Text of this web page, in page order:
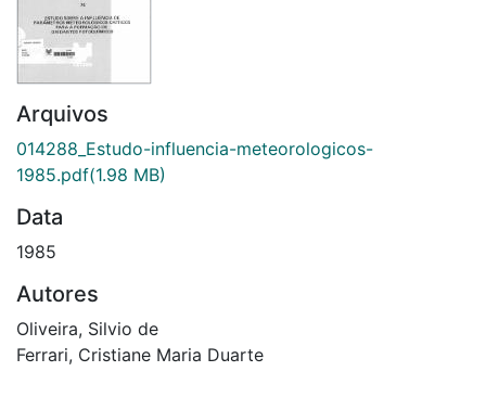
Arquivos
014288_Estudo-influencia-meteorologicos-
1985.pdf(1.98 MB)
Data
1985
Autores
Oliveira, Silvio de
Ferrari, Cristiane Maria Duarte